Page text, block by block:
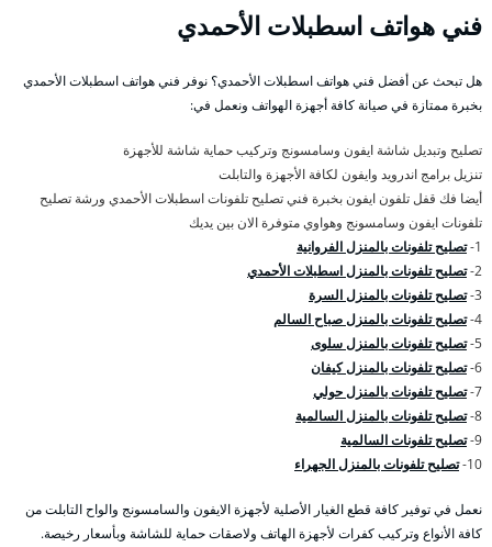
فني هواتف اسطبلات الأحمدي
هل تبحث عن أفضل فني هواتف اسطبلات الأحمدي؟ نوفر فني هواتف اسطبلات الأحمدي
بخبرة ممتازة في صيانة كافة أجهزة الهواتف ونعمل في:
تصليح وتبديل شاشة ايفون وسامسونج وتركيب حماية شاشة للأجهزة
تنزيل برامج اندرويد وايفون لكافة الأجهزة والتابلت
أيضا فك قفل تلفون ايفون بخبرة فني تصليح تلفونات اسطبلات الأحمدي ورشة تصليح
تلفونات ايفون وسامسونج وهواوي متوفرة الان بين يديك
1- تصليح تلفونات بالمنزل الفروانية
2- تصليح تلفونات بالمنزل اسطبلات الأحمدي
3- تصليح تلفونات بالمنزل السرة
4- تصليح تلفونات بالمنزل صباح السالم
5- تصليح تلفونات بالمنزل سلوى
6- تصليح تلفونات بالمنزل كيفان
7- تصليح تلفونات بالمنزل حولي
8- تصليح تلفونات بالمنزل السالمية
9- تصليح تلفونات السالمية
10- تصليح تلفونات بالمنزل الجهراء
نعمل في توفير كافة قطع الغيار الأصلية لأجهزة الايفون والسامسونج والواح التابلت من
كافة الأنواع وتركيب كفرات لأجهزة الهاتف ولاصقات حماية للشاشة وبأسعار رخيصة.